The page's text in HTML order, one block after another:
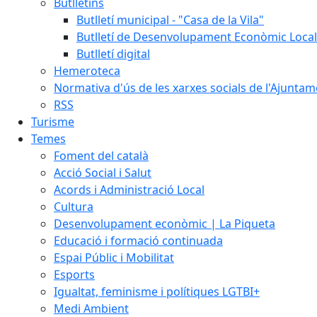
Butlletí municipal - "Casa de la Vila"
Butlletí de Desenvolupament Econòmic Local
Butlletí digital
Hemeroteca
Normativa d'ús de les xarxes socials de
RSS
Turisme
Temes
Foment del català
Acció Social i Salut
Acords i Administració Local
Cultura
Desenvolupament econòmic | La Piqueta
Educació i formació continuada
Espai Públic i Mobilitat
Esports
Igualtat, feminisme i polítiques LGTBI+
Medi Ambient